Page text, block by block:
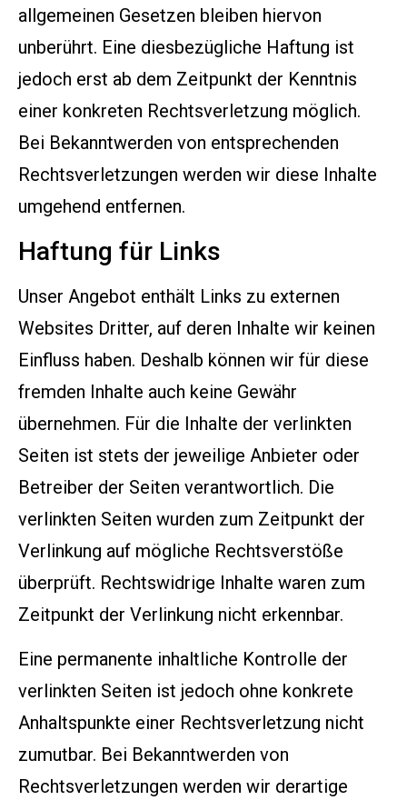
allgemeinen Gesetzen bleiben hiervon
unberührt. Eine diesbezügliche Haftung ist
jedoch erst ab dem Zeitpunkt der Kenntnis
einer konkreten Rechtsverletzung möglich.
Bei Bekanntwerden von entsprechenden
Rechtsverletzungen werden wir diese Inhalte
umgehend entfernen.
Haftung für Links
Unser Angebot enthält Links zu externen
Websites Dritter, auf deren Inhalte wir keinen
Einfluss haben. Deshalb können wir für diese
fremden Inhalte auch keine Gewähr
übernehmen. Für die Inhalte der verlinkten
Seiten ist stets der jeweilige Anbieter oder
Betreiber der Seiten verantwortlich. Die
verlinkten Seiten wurden zum Zeitpunkt der
Verlinkung auf mögliche Rechtsverstöße
überprüft. Rechtswidrige Inhalte waren zum
Zeitpunkt der Verlinkung nicht erkennbar.
Eine permanente inhaltliche Kontrolle der
verlinkten Seiten ist jedoch ohne konkrete
Anhaltspunkte einer Rechtsverletzung nicht
zumutbar. Bei Bekanntwerden von
Rechtsverletzungen werden wir derartige